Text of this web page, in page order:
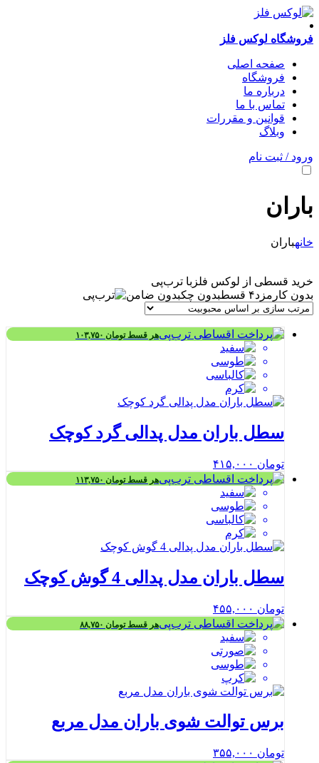
فروشگاه لوکس فلز
صفحه اصلی
فروشگاه
درباره ما
تماس با ما
قوانین و مقررات
وبلاگ
ورود / ثبت نام
باران
خانهباران
خرید قسطی از لوکس فلز با ترب‌پی
بدون کارمزد۴ قسط بدون چکبدون ضامن
هر قسطتومان
سطل باران مدل پدالی گرد کوچک
تومان
هر قسطتومان
سطل باران مدل پدالی 4 گوش کوچک
تومان
هر قسطتومان
برس توالت شوی باران مدل مربع
تومان